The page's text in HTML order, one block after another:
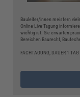
Bauleiter/innen meistern
Online-Live-Tagung
wichtig ist. Sie erwarten
Bereichen Baurecht,
FACHTAGUNG, DAUER 1 TAG